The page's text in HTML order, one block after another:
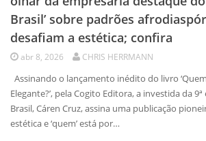
Brasil’ sobre padrões
desafiam a estética; confira
abr 8, 2026 CHRIS HERRMANN
Assinando o lançamento inédito do livro
Elegante?’, pela Cogito Editora, a investida da
Brasil, Cáren Cruz, assina uma publicação
estética e ‘quem’ está por…